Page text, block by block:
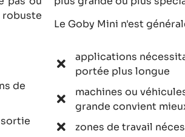
robuste
de
Le Goby Mini n'est
applications
portée plus longue
machines ou
grande convient
zones de travail